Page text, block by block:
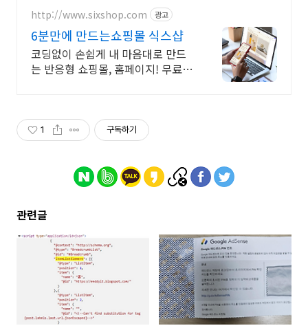
크리에이터링크에서.
http://www.sixshop.com 광고
6분만에 만드는쇼핑몰 식스샵
코딩없이 손쉽게 내 마음대로 만드
는 반응형 쇼핑몰, 홈페이지! 무료
1 구독하기
관련글